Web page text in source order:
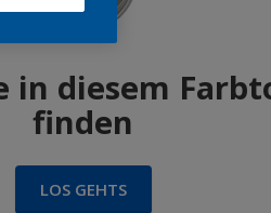
in diesem
finden
LOS GEHTS